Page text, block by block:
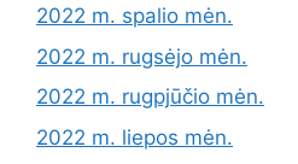
2022 m. spalio mėn.
2022 m. rugsėjo mėn.
2022 m. rugpjūčio mėn.
2022 m. liepos mėn.